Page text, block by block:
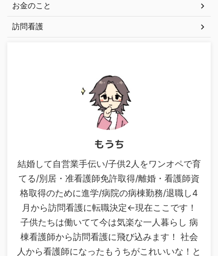
お金のこと
訪問看護
もうち
結婚して自営業手伝い/子供2人をワンオペで育
てる/別居・准看護師免許取得/離婚・看護師資
格取得のために進学/病院の病棟勤務/退職し4
月から訪問看護に転職決定←現在ここです！
子供たちは働いてて今は気楽な一人暮らし 病
棟看護師から訪問看護に飛び込みます！ 社会
人から看護師になったもうちがこれいいな！と